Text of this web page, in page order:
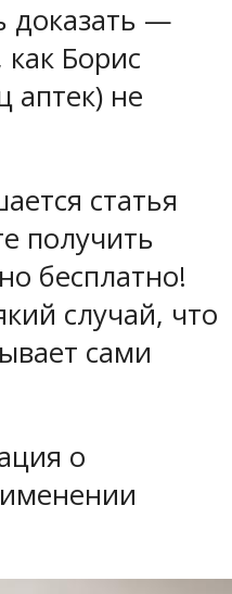
доказать —
Борис
аптек) не
статья
получить
бесплатно!
случай, что
сами
о